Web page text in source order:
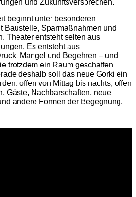
und Zukunftsversprechen.
beginnt unter besonderen
Baustelle, Sparmaßnahmen und
Theater entsteht selten aus
Es entsteht aus
Mangel und Begehren – und
trotzdem ein Raum geschaffen
deshalb soll das neue Gorki ein
offen von Mittag bis nachts, offen
Gäste, Nachbarschaften, neue
andere Formen der Begegnung.